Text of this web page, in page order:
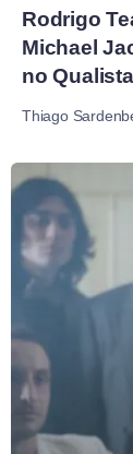
Rodrigo
Michael
no
Thiago